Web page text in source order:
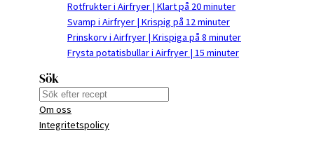
Rotfrukter i Airfryer | Klart på 20 minuter
Svamp i Airfryer | Krispig på 12 minuter
Prinskorv i Airfryer | Krispiga på 8 minuter
Frysta potatisbullar i Airfryer | 15 minuter
Sök
S
e
a
Om oss
Integritetspolicy